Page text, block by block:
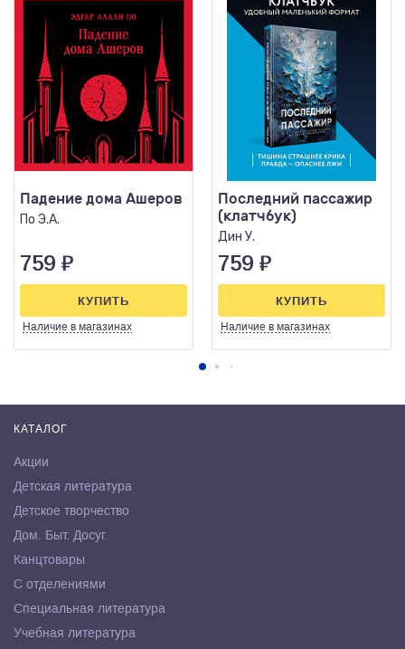
Падение дома Ашеров
По Э.А.
759 ₽
Наличие в магазинах
КУПИТЬ
Последний пассажир
(клатчбук)
Дин У.
759 ₽
Наличие в магазинах
КУПИТЬ
КАТАЛОГ
Акции
Детская литература
Детское творчество
Дом. Быт. Досуг.
Канцтовары
С отделениями
Специальная литература
Учебная литература